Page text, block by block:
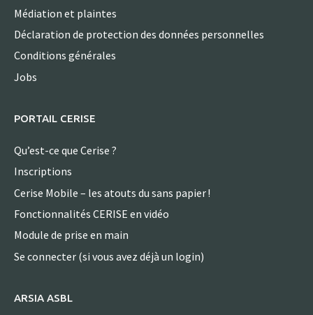
Médiation et plaintes
Déclaration de protection des données personnelles
Conditions générales
Jobs
PORTAIL CERISE
Qu’est-ce que Cerise ?
Inscriptions
Cerise Mobile – les atouts du sans papier !
Fonctionnalités CERISE en vidéo
Module de prise en main
Se connecter (si vous avez déjà un login)
ARSIA ASBL